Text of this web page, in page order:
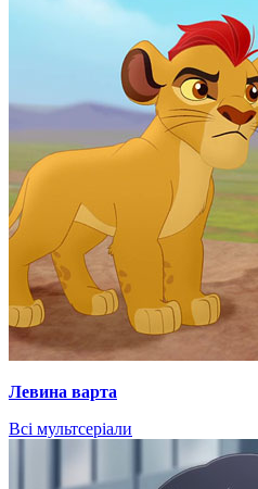
Левина варта
Всі мультсеріали